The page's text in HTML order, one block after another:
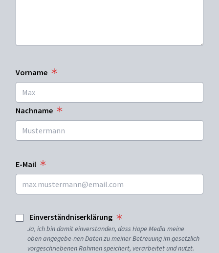
Vorname
Nachname
E-Mail
Einverständniserklärung
Ja, ich bin damit einverstanden, dass Hope Media meine
oben angegebe-nen Daten zu meiner Betreuung im gesetzlich
vorgeschriebenen Rahmen speichert, verarbeitet und nutzt.